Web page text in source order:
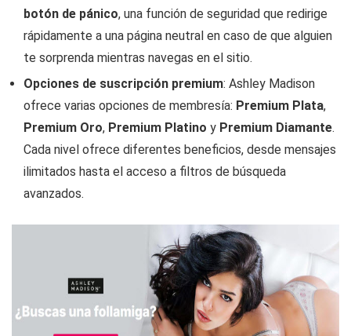
botón de pánico, una función de seguridad que redirige
rápidamente a una página neutral en caso de que alguien
te sorprenda mientras navegas en el sitio.
Opciones de suscripción premium: Ashley Madison
ofrece varias opciones de membresía: Premium Plata,
Premium Oro, Premium Platino y Premium Diamante.
Cada nivel ofrece diferentes beneficios, desde mensajes
ilimitados hasta el acceso a filtros de búsqueda
avanzados.